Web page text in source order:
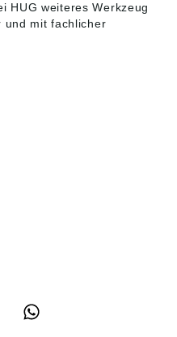
HUG weiteresWerkzeug
und mit fachlicher